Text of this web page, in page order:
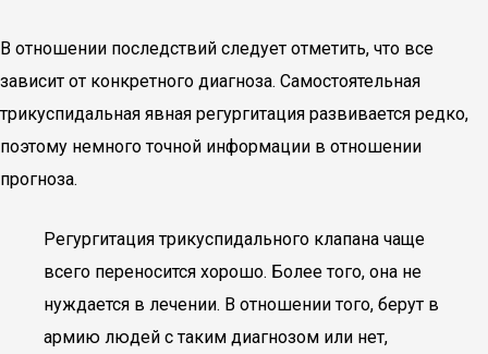
В отношении последствий следует отметить, что все
зависит от конкретного диагноза. Самостоятельная
трикуспидальная явная регургитация развивается редко,
поэтому немного точной информации в отношении
прогноза.
Регургитация трикуспидального клапана чаще
всего переносится хорошо. Более того, она не
нуждается в лечении. В отношении того, берут в
армию людей с таким диагнозом или нет,